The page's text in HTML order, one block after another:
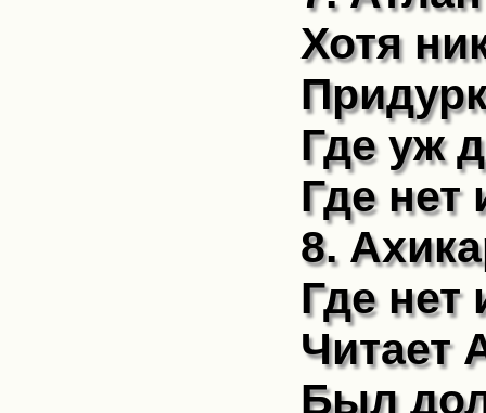
Хотя
Где уж
Где
8.
Где
Читает
Был